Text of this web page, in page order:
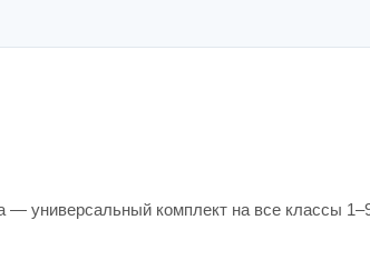
универсальный комплект на все классы